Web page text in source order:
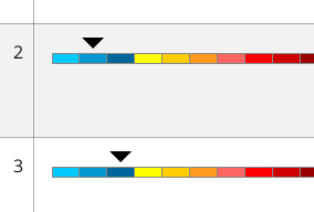
2
3